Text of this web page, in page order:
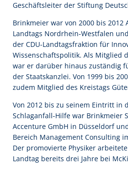
Geschäftsleiter der Stiftung
Brinkmeier war von 2000 bis 2012
Landtags Nordrhein-Westfalen
der CDU-Landtagsfraktion für
Wissenschaftspolitik. Als Mitglied
war er darüber hinaus zuständig
der Staatskanzlei. Von 1999 bis
zudem Mitglied des Kreistags
Von 2012 bis zu seinem Eintritt in
Schlaganfall-Hilfe war Brinkmeier
Accenture GmbH in Düsseldorf
Bereich Management Consulting
Der promovierte Physiker
Landtag bereits drei Jahre bei